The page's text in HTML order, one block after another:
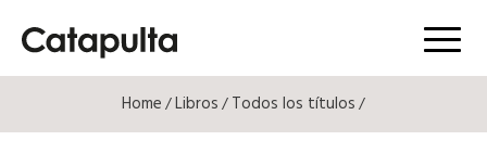
Menú
Home/Libros/Todos los títulos/